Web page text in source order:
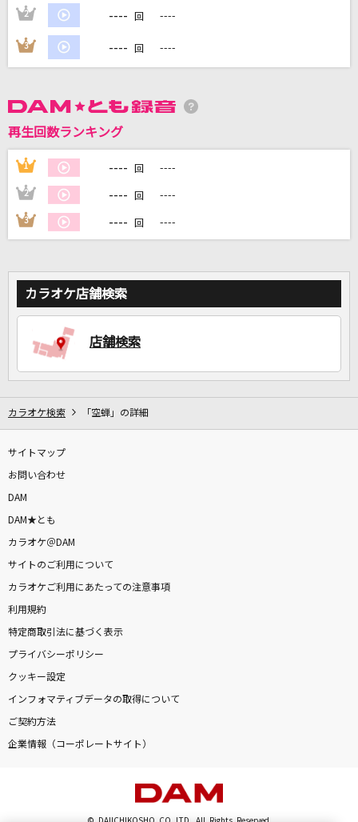
もっと見る
DAMに会員登録・ログインして
家族や友達と一緒に！練習にも！
2 ---- 回 ----
3 ---- 回 ----
再生回数ランキング
1 ---- 回 ----
2 ---- 回 ----
3 ---- 回 ----
カラオケ店舗検索
店舗検索
カラオケ検索 「空蝉」の詳細
サイトマップ
お問い合わせ
DAM
DAM★とも
カラオケ＠DAM
サイトのご利用について
カラオケご利用にあたっての注意事項
利用規約
特定商取引法に基づく表示
プライバシーポリシー
クッキー設定
インフォマティブデータの取得について
ご契約方法
企業情報（コーポレートサイト）
© DAIICHIKOSHO CO.,LTD. All Rights Reserved.